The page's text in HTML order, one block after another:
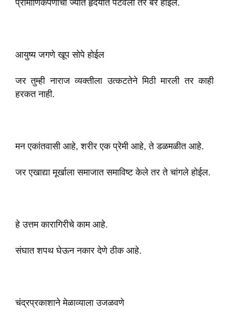
प्रामाणिकपणाची ज्योत हृदयात पेटवली तर बरे होईल.
आयुष्य जगणे खूप सोपे होईल
जर तुम्ही नाराज व्यक्तीला उत्कटतेने मिठी मारली तर काही
हरकत नाही.
मन एकांतवासी आहे, शरीर एक प्रेमी आहे, ते डळमळीत आहे.
जर एखाद्या मूर्खाला समाजात समाविष्ट केले तर ते चांगले होईल.
हे उत्तम कारागिरीचे काम आहे.
संघात शपथ घेऊन नकार देणे ठीक आहे.
चंद्रप्रकाशाने मेळाव्याला उजळवणे